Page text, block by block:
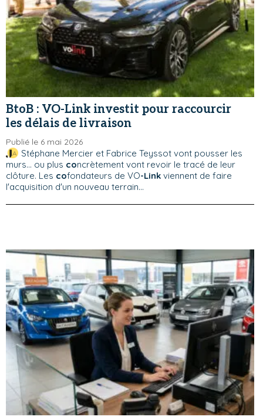
BtoB : VO-Link investit pour raccourcir
les délais de livraison
Publié le 6 mai 2026
Stéphane Mercier et Fabrice Teyssot vont pousser les
murs… ou plus concrètement vont revoir le tracé de leur
clôture. Les cofondateurs de VO-Link viennent de faire
l'acquisition d'un nouveau terrain...